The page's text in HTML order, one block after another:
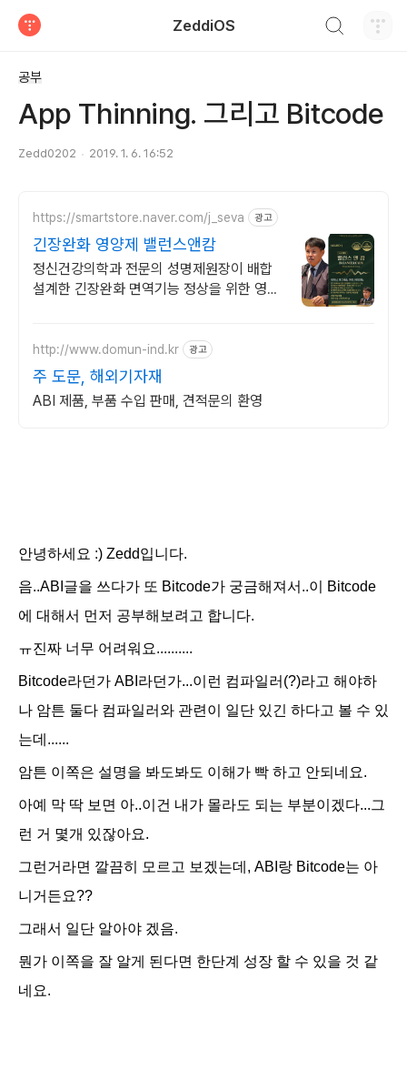
ZeddiOS
공부
App Thinning. 그리고 Bitcode
Zedd0202 2019. 1. 6. 16:52
https://smartstore.naver.com/j_seva 광고
긴장완화 영양제 밸런스앤캄
정신건강의학과 전문의 성명제원장이 배합
설계한 긴장완화 면역기능 정상을 위한 영양
http://www.domun-ind.kr 광고
주 도문, 해외기자재
ABI 제품, 부품 수입 판매, 견적문의 환영
안녕하세요 :) Zedd입니다.
음..ABI글을 쓰다가 또 Bitcode가 궁금해져서..이 Bitcode
에 대해서 먼저 공부해보려고 합니다.
ㅠ진짜 너무 어려워요..........
Bitcode라던가 ABI라던가...이런 컴파일러(?)라고 해야하
나 암튼 둘다 컴파일러와 관련이 일단 있긴 하다고 볼 수 있
는데......
암튼 이쪽은 설명을 봐도봐도 이해가 빡 하고 안되네요.
아예 막 딱 보면 아..이건 내가 몰라도 되는 부분이겠다...그
런 거 몇개 있잖아요.
그런거라면 깔끔히 모르고 보겠는데, ABI랑 Bitcode는 아
니거든요??
그래서 일단 알아야 겠음.
뭔가 이쪽을 잘 알게 된다면 한단계 성장 할 수 있을 것 같
네요.